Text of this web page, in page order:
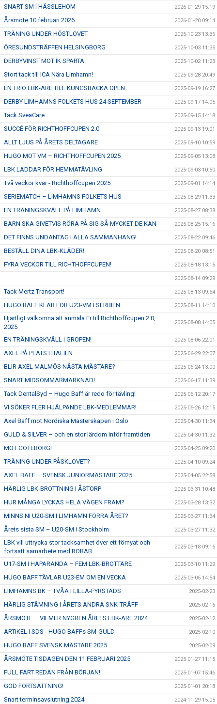
SNART SM I HÄSSLEHOM 2026-01-29 15:19
Årsmöte 10 februari 2026 2026-01-20 09:14
TRÄNING UNDER HÖSTLOVET 2025-10-23 13:36
ÖRESUNDSTRÄFFEN HELSINGBORG 2025-10-03 11:35
DERBYVINST MOT IK SPARTA 2025-10-02 11:23
Stort tack till ICA Nära Limhamn! 2025-09-28 20:49
EN TRIO LBK-ARE TILL KUNGSBACKA OPEN 2025-09-19 16:27
DERBY LIMHAMNS FOLKETS HUS 24 SEPTEMBER 2025-09-17 14:05
Tack SveaCare 2025-09-15 14:18
SUCCÉ FÖR RICHTHOFFCUPEN 2.0 2025-09-13 19:01
ALLT LJUS PÅ ÅRETS DELTAGARE 2025-09-10 10:59
HUGO MOT VM – RICHTHOFFCUPEN 2025 2025-09-05 13:08
LBK LADDAR FÖR HEMMATÄVLING 2025-09-03 10:50
Två veckor kvar - Richthoffcupen 2025 2025-09-01 14:14
SERIEMATCH – LIMHAMNS FOLKETS HUS 2025-08-29 11:33
EN TRÄNINGSKVÄLL PÅ LIMHAMN 2025-08-27 08:38
BARN SKA GIVETVIS RÖRA PÅ SIG SÅ MYCKET DE KAN 2025-08-25 15:16
DET FINNS UNDANTAG I ALLA SAMMANHANG! 2025-08-22 09:46
BESTÄLL DINA LBK-KLÄDER! 2025-08-20 08:51
FYRA VECKOR TILL RICHTHOFFCUPEN! 2025-08-18 13:15
2025-08-14 09:29
Tack Mertz Transport! 2025-08-13 09:54
HUGO BAFF KLAR FÖR U23-VM I SERBIEN 2025-08-11 14:10
Hjärtligt välkomna att anmäla Er till Richthoffcupen 2.0,
2025
2025-08-08 14:05
EN TRÄNINGSKVÄLL I GROPEN! 2025-08-06 22:01
AXEL PÅ PLATS I ITALIEN 2025-06-29 22:07
BLIR AXEL MALMÖS NÄSTA MÄSTARE? 2025-06-24 13:00
SNART MIDSOMMARMARKNAD! 2025-06-17 11:39
Tack DentalSyd – Hugo Baff är redo för tävling! 2025-06-12 20:17
VI SÖKER FLER HJÄLPANDE LBK-MEDLEMMAR! 2025-05-26 12:15
Axel Baff mot Nordiska Mästerskapen i Oslo 2025-04-30 11:34
GULD & SILVER – och en stor lärdom inför framtiden 2025-04-30 11:32
MOT GÖTEBORG! 2025-04-25 09:20
TRÄNING UNDER PÅSKLOVET? 2025-04-10 09:24
AXEL BAFF – SVENSK JUNIORMÄSTARE 2025 2025-04-05 22:58
HÄRLIG LBK-BROTTNING I ÅSTORP 2025-03-31 10:48
HUR MÅNGA LYCKAS HELA VÄGEN FRAM? 2025-03-28 13:32
MINNS NI U20-SM I LIMHAMN FÖRRA ÅRET? 2025-03-27 11:34
Årets sista SM – U20-SM i Stockholm 2025-03-27 11:32
LBK vill uttrycka stor tacksamhet över ett förnyat och
fortsatt samarbete med ROBAB
2025-03-18 09:16
U17-SM I HAPARANDA – FEM LBK-BROTTARE 2025-03-10 11:29
HUGO BAFF TÄVLAR U23-EM OM EN VECKA 2025-03-05 14:54
LIMHAMNS BK – TVÅA I LILLA-FYRSTADS 2025-02-23
HÄRLIG STÄMNING I ÅRETS ANDRA SNK-TRÄFF 2025-02-16
ÅRSMÖTE – VILMER NYGREN ÅRETS LBK-ARE 2024 2025-02-12
ARTIKEL I SDS - HUGO BAFFs SM-GULD 2025-02-10
HUGO BAFF SVENSK MÄSTARE 2025 2025-02-09
ÅRSMÖTE TISDAGEN DEN 11 FEBRUARI 2025 2025-01-27 11:15
FULL FART REDAN FRÅN BÖRJAN! 2025-01-07 15:46
GOD FORTSÄTTNING! 2025-01-01 20:18
Snart terminsavslutning 2024 2024-11-29 15:05